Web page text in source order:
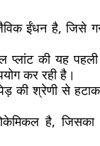
ईंधन है, जिसे
प्लांटकी यह पहली
कर रही है।
की श्रेणी से
है, जिसका